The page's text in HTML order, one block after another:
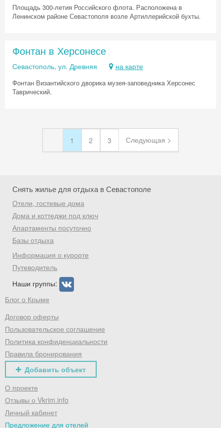
Площадь 300-летия Российского флота. Расположена в
Ленинском районе Севастополя возле Артиллерийской бухты.
Фонтан в Херсонесе
Севастополь, ул. Древняя на карте
Фонтан Византийского дворика музея-заповедника Херсонес
Таврический.
1 2 3 Следующая >
Снять жилье для отдыха в Севастополе
Отели, гостевые дома
Дома и коттеджи под ключ
Апартаменты посуточно
Базы отдыха
Информация о курорте
Путеводитель
Наши группы:
Блог о Крыме
Договор оферты
Пользовательское соглашение
Политика конфиденциальности
Правила бронирования
Добавить объект
О проекте
Отзывы о Vkrim.info
Личный кабинет
Предложение для отелей